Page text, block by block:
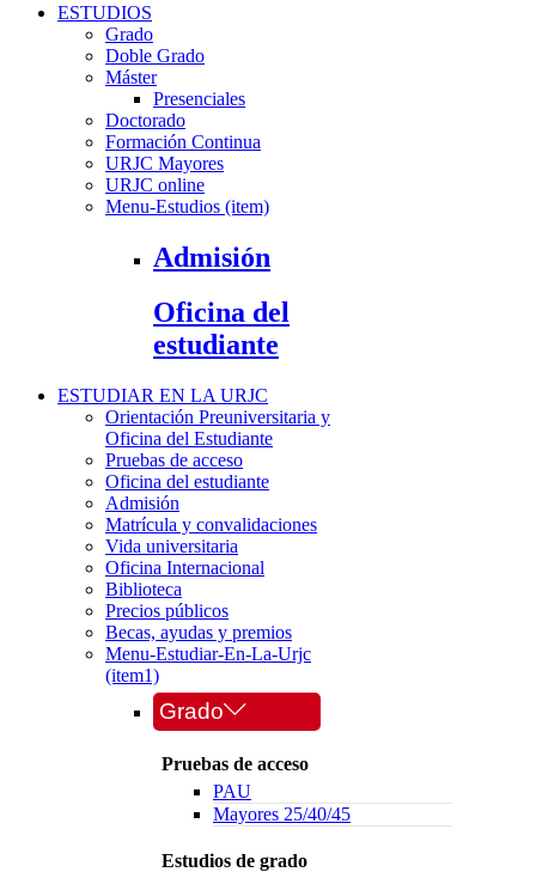
ESTUDIOS
Grado
Doble Grado
Máster
Presenciales
Doctorado
Formación Continua
URJC Mayores
URJC online
Menu-Estudios (item)
Admisión
Oficina del
estudiante
ESTUDIAR EN LA URJC
Orientación Preuniversitaria y
Oficina del Estudiante
Pruebas de acceso
Oficina del estudiante
Admisión
Matrícula y convalidaciones
Vida universitaria
Oficina Internacional
Biblioteca
Precios públicos
Becas, ayudas y premios
Menu-Estudiar-En-La-Urjc
(item1)
Grado
Pruebas de acceso
PAU
Mayores 25/40/45
Estudios de grado